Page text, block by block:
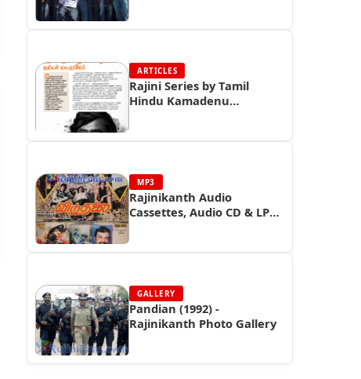
ARTICLES
Rajini Series by Tamil
Hindu Kamadenu
MP3
Rajinikanth Audio
Cassettes, Audio CD & LP
GALLERY
Pandian (1992) -
Rajinikanth Photo Gallery